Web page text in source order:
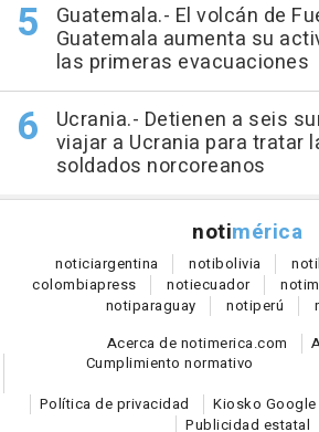
Guatemala.- El volcán de
Guatemala aumenta su
las primeras evacuaciones
Ucrania.- Detienen a seis
viajar a Ucrania para tratar
soldados norcoreanos
notimérica
noticiargentina notibolivia noti
colombiapress notiecuador noti
notiparaguay notiperú
Acerca de notimerica.com
Cumplimiento normativo
Política de privacidad
Kiosko Google
Publicidad estatal